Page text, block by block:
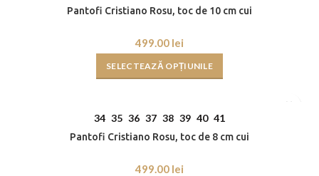
Pantofi Cristiano Rosu, toc de 10 cm cui
lei
SELECTEAZĂ OPȚIUNILE
34 35 36 37 38 39 40 41
Pantofi Cristiano Rosu, toc de 8 cm cui
lei